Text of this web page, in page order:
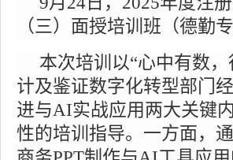
（三）面授培训班（德勤
本次培训以“心中有数
计及鉴证数字化转型部门
进与AI实战应用两大关键
性的培训指导。一方面，